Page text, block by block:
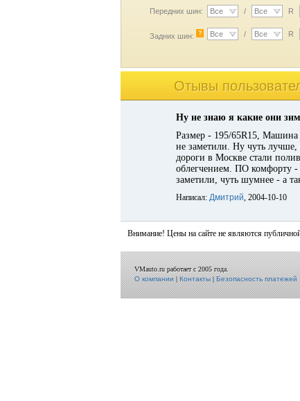
Передних шин: Все / Все R
Задних шин: ? Все / Все R
Отывы
Ну не знаю я какие они
Размер - 195/65R15, Машина
не заметили. Ну чуть
дороги в Москве стали
облегчением. ПО комфорту -
заметили, чуть шумнее - а
Написал: Дмитрий, 2004-10-10
Внимание! Цены на сайте не являются
VMauto.ru работает с 2005 года.
О компании|Контакты|Безопасность платежей